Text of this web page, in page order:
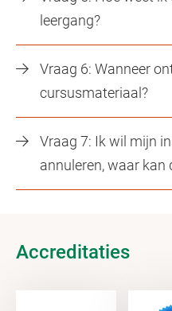
leergang?
Vraag 6: Wanneer
cursusmateriaal?
Vraag 7: Ik wil mijn
annuleren, waar kan
Accreditaties